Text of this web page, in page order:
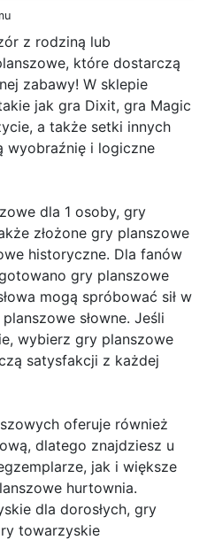
z rodziną lub
które dostarczą
zabawy! W sklepie
jak gra Dixit, gra Magic
a także setki innych
wyobraźnię i logiczne
dla 1 osoby, gry
złożone gry planszowe
historyczne. Dla fanów
gry planszowe
mogą spróbować sił w
słowne. Jeśli
wybierz gry planszowe
satysfakcji z każdej
oferuje również
dlatego znajdziesz u
jak i większe
hurtownia.
dla dorosłych, gry
towarzyskie